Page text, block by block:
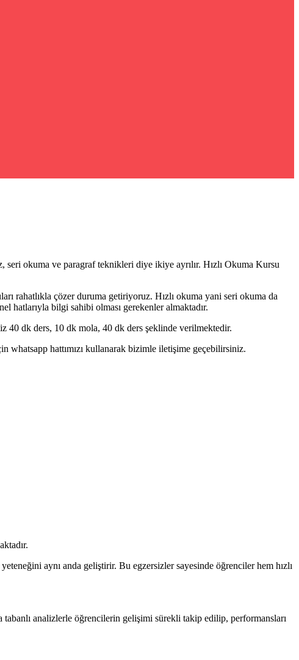
seri okuma ve paragraf teknikleri diye ikiye ayrılır. Hızlı Okuma Kursu
rahatlıkla çözer duruma getiriyoruz. Hızlı okuma yani seri okuma da
hatlarıyla bilgi sahibi olması gerekenler almaktadır.
40 dk ders, 10 dk mola, 40 dk ders şeklinde verilmektedir.
whatsapp hattımızı kullanarak bizimle iletişime geçebilirsiniz.
aynı anda geliştirir. Bu egzersizler sayesinde öğrenciler hem hızlı
analizlerle öğrencilerin gelişimi sürekli takip edilip, performansları